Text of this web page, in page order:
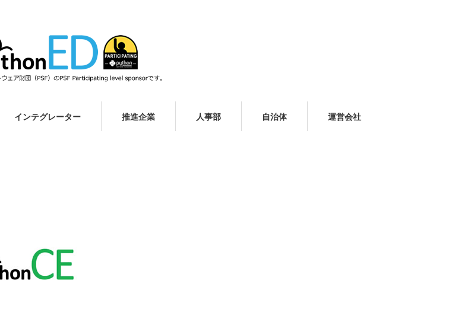
インテグレーター 推進企業 人事部 自治体 運営会社